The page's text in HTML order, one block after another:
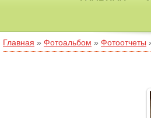
Главная » Фотоальбом » Фотоотчеты